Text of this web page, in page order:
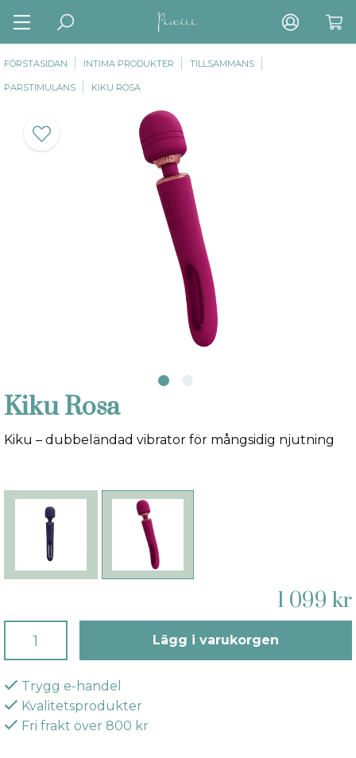
FÖRSTASIDAN INTIMA PRODUKTER TILLSAMMANS
PARSTIMULANS KIKU ROSA
Kiku Rosa
Kiku – dubbeländad vibrator för mångsidig njutning
1 099 kr
Lägg i varukorgen
Trygg e-handel
Kvalitetsprodukter
Fri frakt över 800 kr